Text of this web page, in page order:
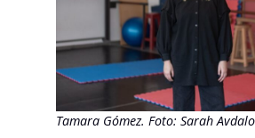
Tamara Gómez. Foto: Sarah